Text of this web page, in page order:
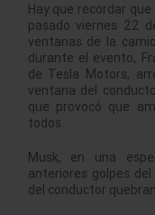
Hay que recordar
pasado viernes 22
ventanas de la
durante el evento,
de Tesla Motors,
ventana del
que provocó que
todos.
Musk, en una
anteriores golpes
del conductor